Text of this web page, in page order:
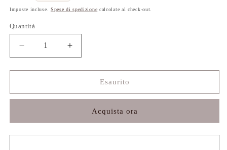
di
Imposte incluse. Spese di spedizione calcolate al check-out.
Quantità
Quantità
Diminuisci
quantità
per
con
Caramellato
Aumenta
quantità
per
con
Soffiato
Caramellato
Esaurito
Acquista ora